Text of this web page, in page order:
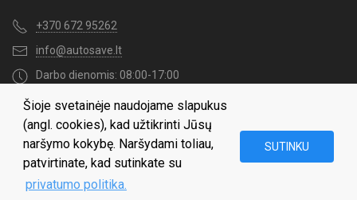
+370 672 95262
info@autosave.lt
Darbo dienomis: 08:00-17:00
Naujienų užsakymas
Gaukite visas naujienas apie mūsų geriausius pasiūlymus
Šioje svetainėje naudojame slapukus
(angl. cookies), kad užtikrinti Jūsų
naršymo kokybę. Naršydami toliau,
patvirtinate, kad sutinkate su
privatumo politika.
SUTINKU